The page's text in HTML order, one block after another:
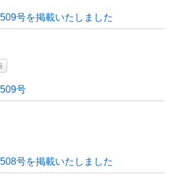
号を掲載いたしました
号
号を掲載いたしました